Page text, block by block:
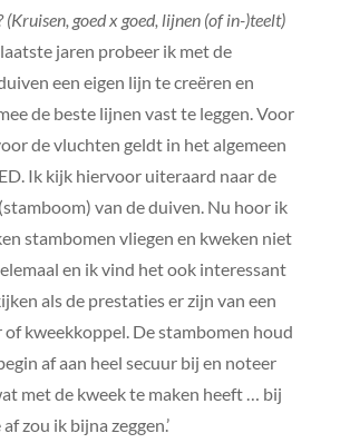
(Kruisen, goed x goed, lijnen (of in-)teelt)
laatste jaren probeer ik met de
een eigen lijn te creëren en
de beste lijnen vast te leggen. Voor
de vluchten geldt in het algemeen
Ik kijk hiervoor uiteraard naar de
van de duiven. Nu hoor ik
stambomen vliegen en kweken niet
en ik vind het ook interessant
als de prestaties er zijn van een
of kweekkoppel. De stambomen houd
af aan heel secuur bij en noteer
met de kweek te maken heeft … bij
zou ik bijna zeggen.’